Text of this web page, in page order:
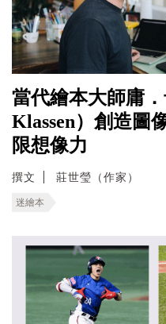
當代繪本大師庸
Klassen）創造圖
限想像力
撰文 莊世瑩（作家）
迷繪本